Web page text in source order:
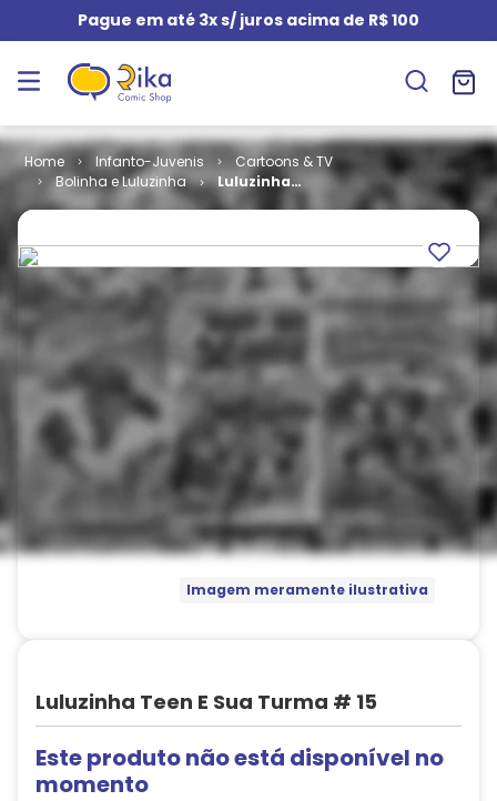
Pague em até 3x s/ juros acima de R$ 100
Infanto-Juvenis
Cartoons & TV
Bolinha e Luluzinha
Luluzinha
Teen e Sua
Imagem meramente ilustrativa
Luluzinha Teen E Sua Turma # 15
Este produto não está disponível no
momento